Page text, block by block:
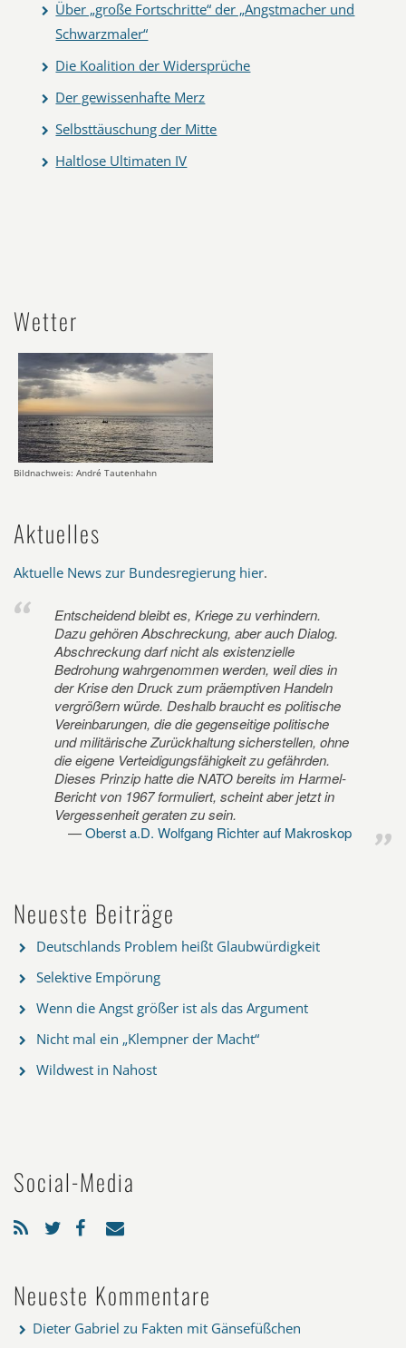
Über „große Fortschritte“ der „Angstmacher und
Schwarzmaler“
Die Koalition der Widersprüche
Der gewissenhafte Merz
Selbsttäuschung der Mitte
Haltlose Ultimaten IV
Wetter
Bildnachweis: André Tautenhahn
Aktuelles
Aktuelle News zur Bundesregierung hier.
Entscheidend bleibt es, Kriege zu verhindern.
Dazu gehören Abschreckung, aber auch Dialog.
Abschreckung darf nicht als existenzielle
Bedrohung wahrgenommen werden, weil dies in
der Krise den Druck zum präemptiven Handeln
vergrößern würde. Deshalb braucht es politische
Vereinbarungen, die die gegenseitige politische
und militärische Zurückhaltung sicherstellen, ohne
die eigene Verteidigungsfähigkeit zu gefährden.
Dieses Prinzip hatte die NATO bereits im Harmel-
Bericht von 1967 formuliert, scheint aber jetzt in
Vergessenheit geraten zu sein.
Oberst a.D. Wolfgang Richter auf Makroskop
Neueste Beiträge
Deutschlands Problem heißt Glaubwürdigkeit
Selektive Empörung
Wenn die Angst größer ist als das Argument
Nicht mal ein „Klempner der Macht“
Wildwest in Nahost
Social-Media
Neueste Kommentare
Dieter Gabriel zu Fakten mit Gänsefüßchen